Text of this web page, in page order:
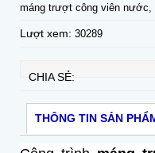
máng trượt công viên nước,
Lượt xem: 30289
CHIA SẺ:
THÔNG TIN SẢN